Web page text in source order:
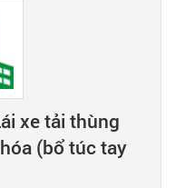
xe tải thùng
(bổ túc tay